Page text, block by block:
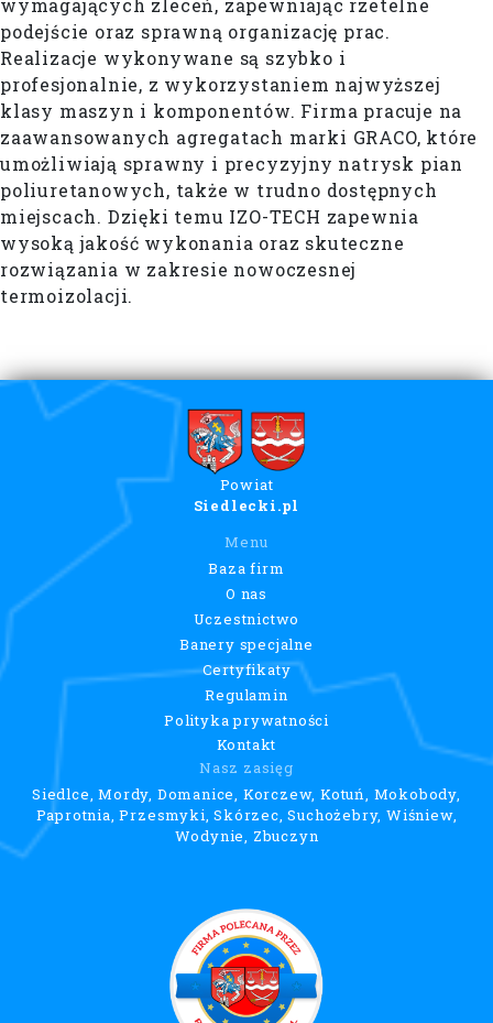
wymagających zleceń, zapewniając rzetelne
podejście oraz sprawną organizację prac.
Realizacje wykonywane są szybko i
profesjonalnie, z wykorzystaniem najwyższej
klasy maszyn i komponentów. Firma pracuje na
zaawansowanych agregatach marki GRACO, które
umożliwiają sprawny i precyzyjny natrysk pian
poliuretanowych, także w trudno dostępnych
miejscach. Dzięki temu IZO-TECH zapewnia
wysoką jakość wykonania oraz skuteczne
rozwiązania w zakresie nowoczesnej
termoizolacji.
Powiat
Siedlecki.pl
Menu
Baza firm
O nas
Uczestnictwo
Banery specjalne
Certyfikaty
Regulamin
Polityka prywatności
Kontakt
Nasz zasięg
Siedlce, Mordy, Domanice, Korczew, Kotuń, Mokobody,
Paprotnia, Przesmyki, Skórzec, Suchożebry, Wiśniew,
Wodynie, Zbuczyn